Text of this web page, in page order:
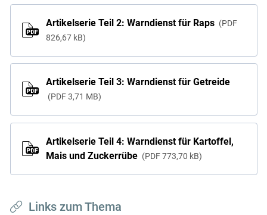
Artikelserie Teil 2: Warndienst für Raps
PDF
826,67 kB
Artikelserie Teil 3: Warndienst für Getreide
PDF 3,71 MB
Artikelserie Teil 4: Warndienst für Kartoffel,
Mais und Zuckerrübe
PDF 773,70 kB
Links zum Thema